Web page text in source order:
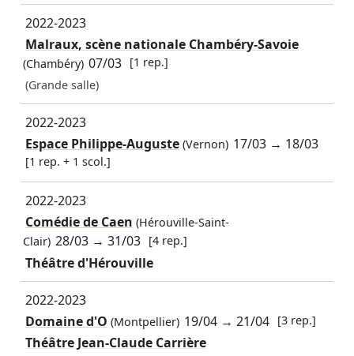
2022-2023
Malraux, scène nationale Chambéry-Savoie
(Chambéry) 07/03 [1 rep.]
(Grande salle)
2022-2023
Espace Philippe-Auguste(Vernon) 17/03 → 18/03
[1 rep. + 1 scol.]
2022-2023
Comédie de Caen (Hérouville-Saint-
Clair) 28/03 →31/03 [4 rep.]
Théâtre d'Hérouville
2022-2023
Domaine d'O (Montpellier) 19/04 →21/04 [3 rep.]
Théâtre Jean-Claude Carrière